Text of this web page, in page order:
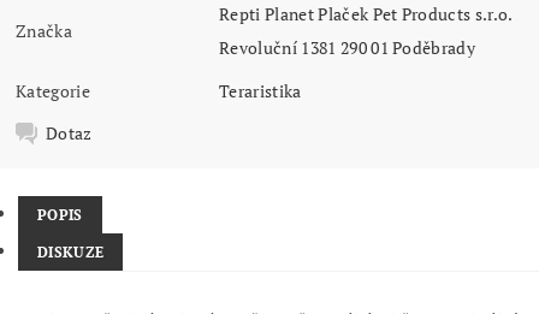
Značka
Repti Planet Plaček Pet Products s.r.o.
Revoluční 1381 290 01 Poděbrady
Kategorie
Teraristika
Dotaz
POPIS
DISKUZE